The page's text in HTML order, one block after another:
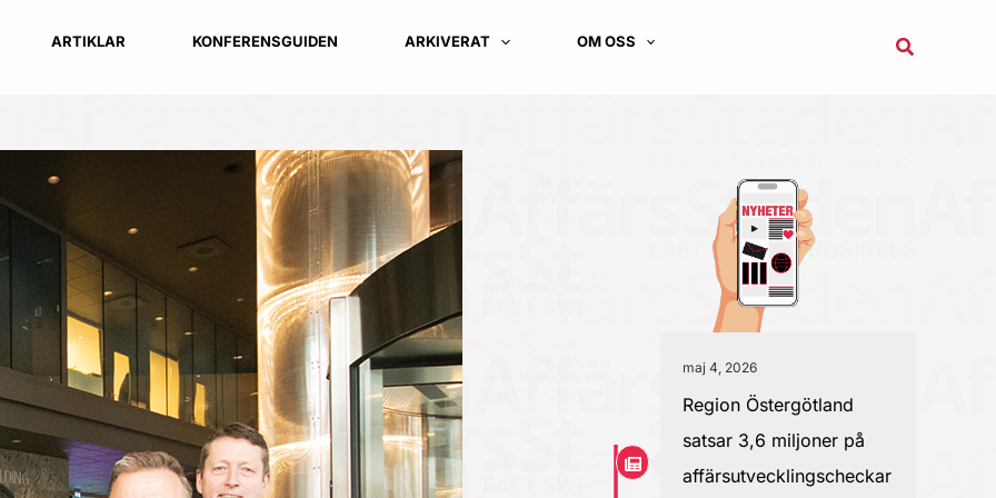
ARTIKLAR KONFERENSGUIDEN ARKIVERAT OM OSS Sök
maj 4, 2026
Region Östergötland
satsar 3,6 miljoner på
affärsutvecklingscheckar